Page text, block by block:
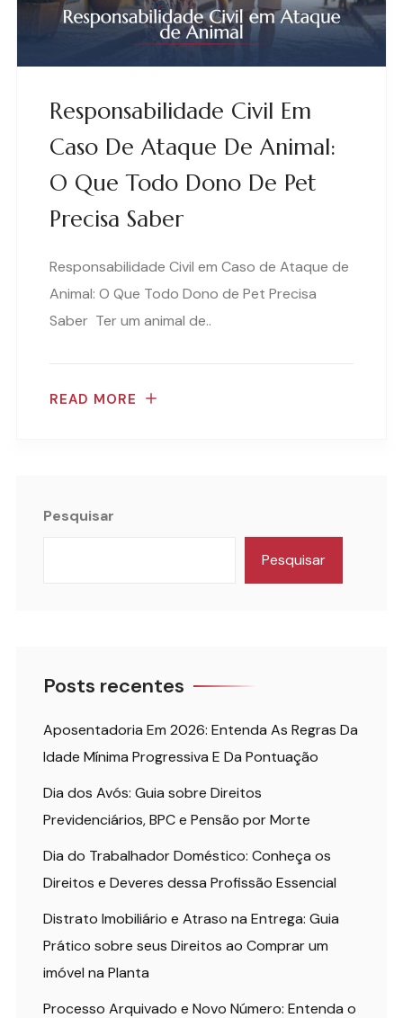
Responsabilidade Civil Em
Caso De Ataque De Animal:
O Que Todo Dono De Pet
Precisa Saber
Responsabilidade Civil em Caso de Ataque de
Animal: O Que Todo Dono de Pet Precisa
Saber Ter um animal de..
READ MORE
Pesquisar
Pesquisar
Posts recentes
Aposentadoria Em 2026: Entenda As Regras Da
Idade Mínima Progressiva E Da Pontuação
Dia dos Avós: Guia sobre Direitos
Previdenciários, BPC e Pensão por Morte
Dia do Trabalhador Doméstico: Conheça os
Direitos e Deveres dessa Profissão Essencial
Distrato Imobiliário e Atraso na Entrega: Guia
Prático sobre seus Direitos ao Comprar um
imóvel na Planta
Processo Arquivado e Novo Número: Entenda o